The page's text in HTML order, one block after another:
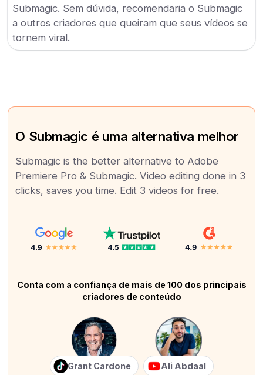
Submagic. Sem dúvida, recomendaria o Submagic
a outros criadores que queiram que seus vídeos se
tornem viral.
O Submagic é uma alternativa melhor
Submagic is the better alternative to Adobe
Premiere Pro & Submagic. Video editing done in 3
clicks, saves you time. Edit 3 videos for free.
Conta com a confiança de mais de 100 dos principais
criadores de conteúdo
Grant Cardone Ali Abdaal